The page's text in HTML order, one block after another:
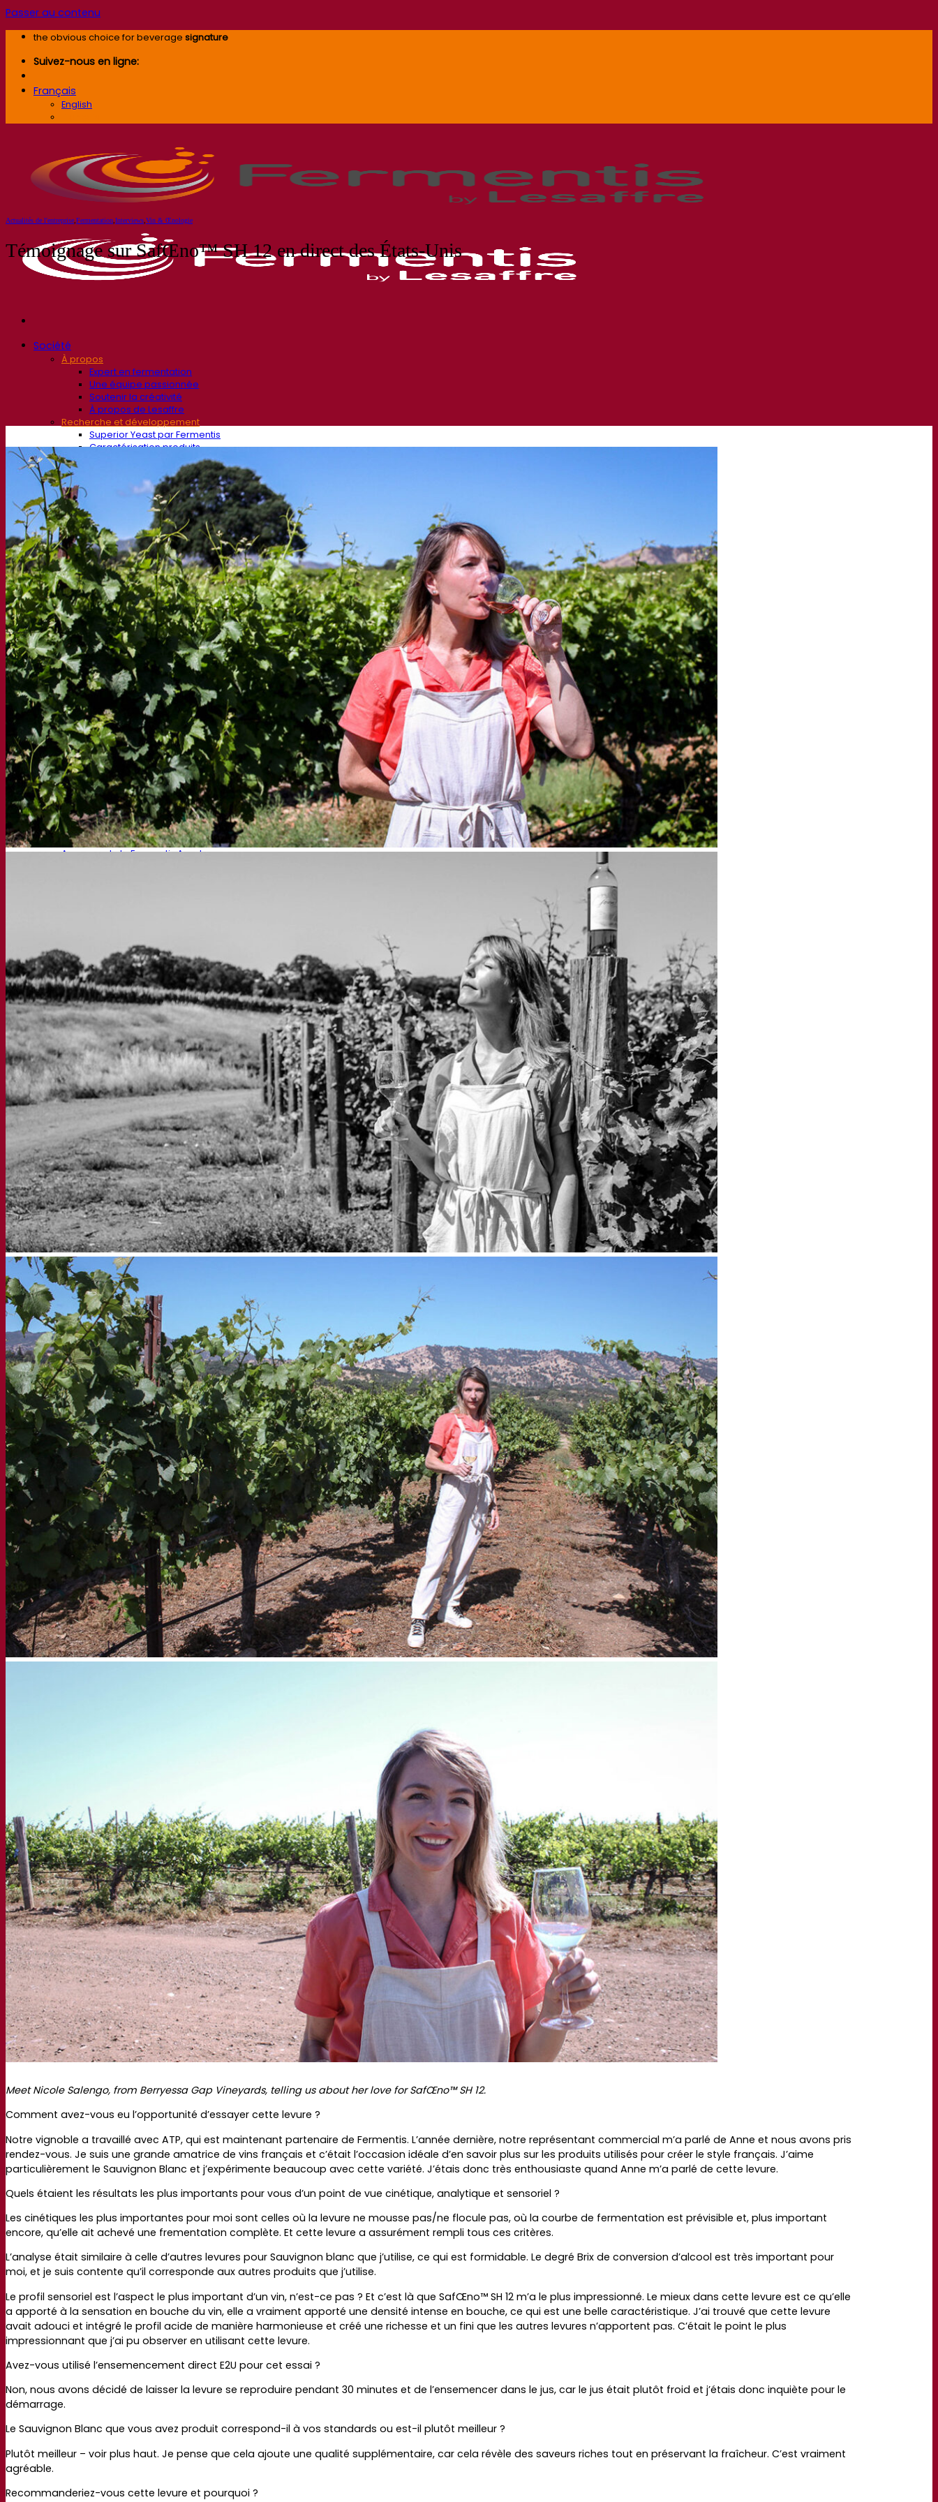
Passer au contenu
the obvious choice for beverage signature
Suivez-nous en ligne:
Français
English
Société
À propos
Expert en fermentation
Une équipe passionnée
Soutenir la créativité
À propos de Lesaffre
Recherche et développement
Superior Yeast par Fermentis
Caractérisation produits
Développement de produits
Nos marques
E2U™ – Easy To Use
Fermentis Academy™
Autres services
Fabrication à façon
Dégustations de boissons
Solutions de fermentation
Bière et brasserie
Levure sèche active
Bactéries
Aides à la fermentation
Produits fonctionnels
Styles de bière
Vin et œnologie
Levure sèche active
Enzymes
Aide à la fermentation
Produits fonctionnels
Cidre
Levure sèche active
Spiritueux
Levure sèche active
Autres boissons
Alcool base neutre
Kvas
Sorgho
Café
Fermentis Academy
A propos de la Fermentis Academy
Documentations
Pour la Bière
Pour le Vin
Pour les Spiritueux
App Fermentis
Application de Fermentis
Nous trouver
Calendrier des événements
Nos distributeurs
Parlons-en
Actualités
Recherche pour :
Contact
Actualités de l'entreprise Fermentation Interviews Vin & Œnologie
Témoignage sur SafŒno™ SH 12 en direct des États-Unis
Meet Nicole Salengo, from Berryessa Gap Vineyards, telling us about her love for SafŒno™ SH 12.
Comment avez-vous eu l’opportunité d’essayer cette levure ?
Notre vignoble a travaillé avec ATP, qui est maintenant partenaire de Fermentis. L’année dernière, notre représentant commercial m’a parlé de Anne et nous avons pris
rendez-vous. Je suis une grande amatrice de vins français et c’était l’occasion idéale d’en savoir plus sur les produits utilisés pour créer le style français. J’aime
particulièrement le Sauvignon Blanc et j’expérimente beaucoup avec cette variété. J’étais donc très enthousiaste quand Anne m’a parlé de cette levure.
Quels étaient les résultats les plus importants pour vous d’un point de vue cinétique, analytique et sensoriel ?
Les cinétiques les plus importantes pour moi sont celles où la levure ne mousse pas/ne flocule pas, où la courbe de fermentation est prévisible et, plus important
encore, qu’elle ait achevé une frementation complète. Et cette levure a assurément rempli tous ces critères.
L’analyse était similaire à celle d’autres levures pour Sauvignon blanc que j’utilise, ce qui est formidable. Le degré Brix de conversion d’alcool est très important pour
moi, et je suis contente qu’il corresponde aux autres produits que j’utilise.
Le profil sensoriel est l’aspect le plus important d’un vin, n’est-ce pas ? Et c’est là que SafŒno™ SH 12 m’a le plus impressionné. Le mieux dans cette levure est ce qu’elle
a apporté à la sensation en bouche du vin, elle a vraiment apporté une densité intense en bouche, ce qui est une belle caractéristique. J’ai trouvé que cette levure
avait adouci et intégré le profil acide de manière harmonieuse et créé une richesse et un fini que les autres levures n’apportent pas. C’était le point le plus
impressionnant que j’ai pu observer en utilisant cette levure.
Avez-vous utilisé l’ensemencement direct E2U pour cet essai ?
Non, nous avons décidé de laisser la levure se reproduire pendant 30 minutes et de l’ensemencer dans le jus, car le jus était plutôt froid et j’étais donc inquiète pour le
démarrage.
Le Sauvignon Blanc que vous avez produit correspond-il à vos standards ou est-il plutôt meilleur ?
Plutôt meilleur – voir plus haut. Je pense que cela ajoute une qualité supplémentaire, car cela révèle des saveurs riches tout en préservant la fraîcheur. C’est vraiment
agréable.
Recommanderiez-vous cette levure et pourquoi ?